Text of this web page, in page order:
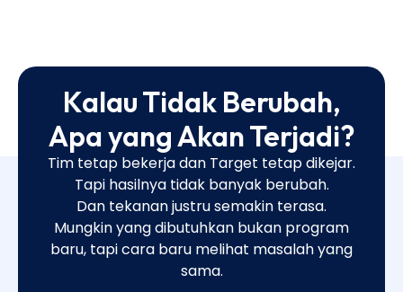
Kalau Tidak Berubah,
Apa yang Akan Terjadi?
Tim tetap bekerja dan Target tetap dikejar.
Tapi hasilnya tidak banyak berubah.
Dan tekanan justru semakin terasa.
Mungkin yang dibutuhkan bukan program
baru, tapi cara baru melihat masalah yang
sama.​